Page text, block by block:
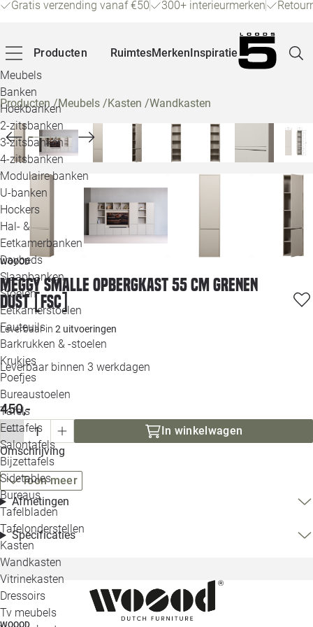
Gratis verzending vanaf €50 300+ interieurmerken
Producten
Meubels
Banken
Hoekbanken
2-zitsbanken
3-zitsbanken
4-zitsbanken
Modulaire banken
U-banken
Hockers
Hal- &
Eetkamerbanken
Daybeds
Slaapbanken
Stoelen
Eetkamerstoelen
Fauteuils
Barkrukken & -stoelen
Krukjes
Poefjes
Bureaustoelen
Tafels
Eettafels
Salontafels
Bijzettafels
Sidetables
Bureaus
Tafelbladen
Tafelonderstellen
Kasten
Wandkasten
Vitrinekasten
Dressoirs
Tv meubels
RuimtesMerkenInspiratie
Producten/Meubels /Kasten /Wandkasten
WOOOD
Meggy smalle opbergkast 55 cm grenen
dust [fsc]
Leverbaar in 2 uitvoeringen
Leverbaar binnen 3 werkdagen
450,-
In winkelwagen
Omschrijving
Toon meer
Afmetingen
Specificaties
WOOOD